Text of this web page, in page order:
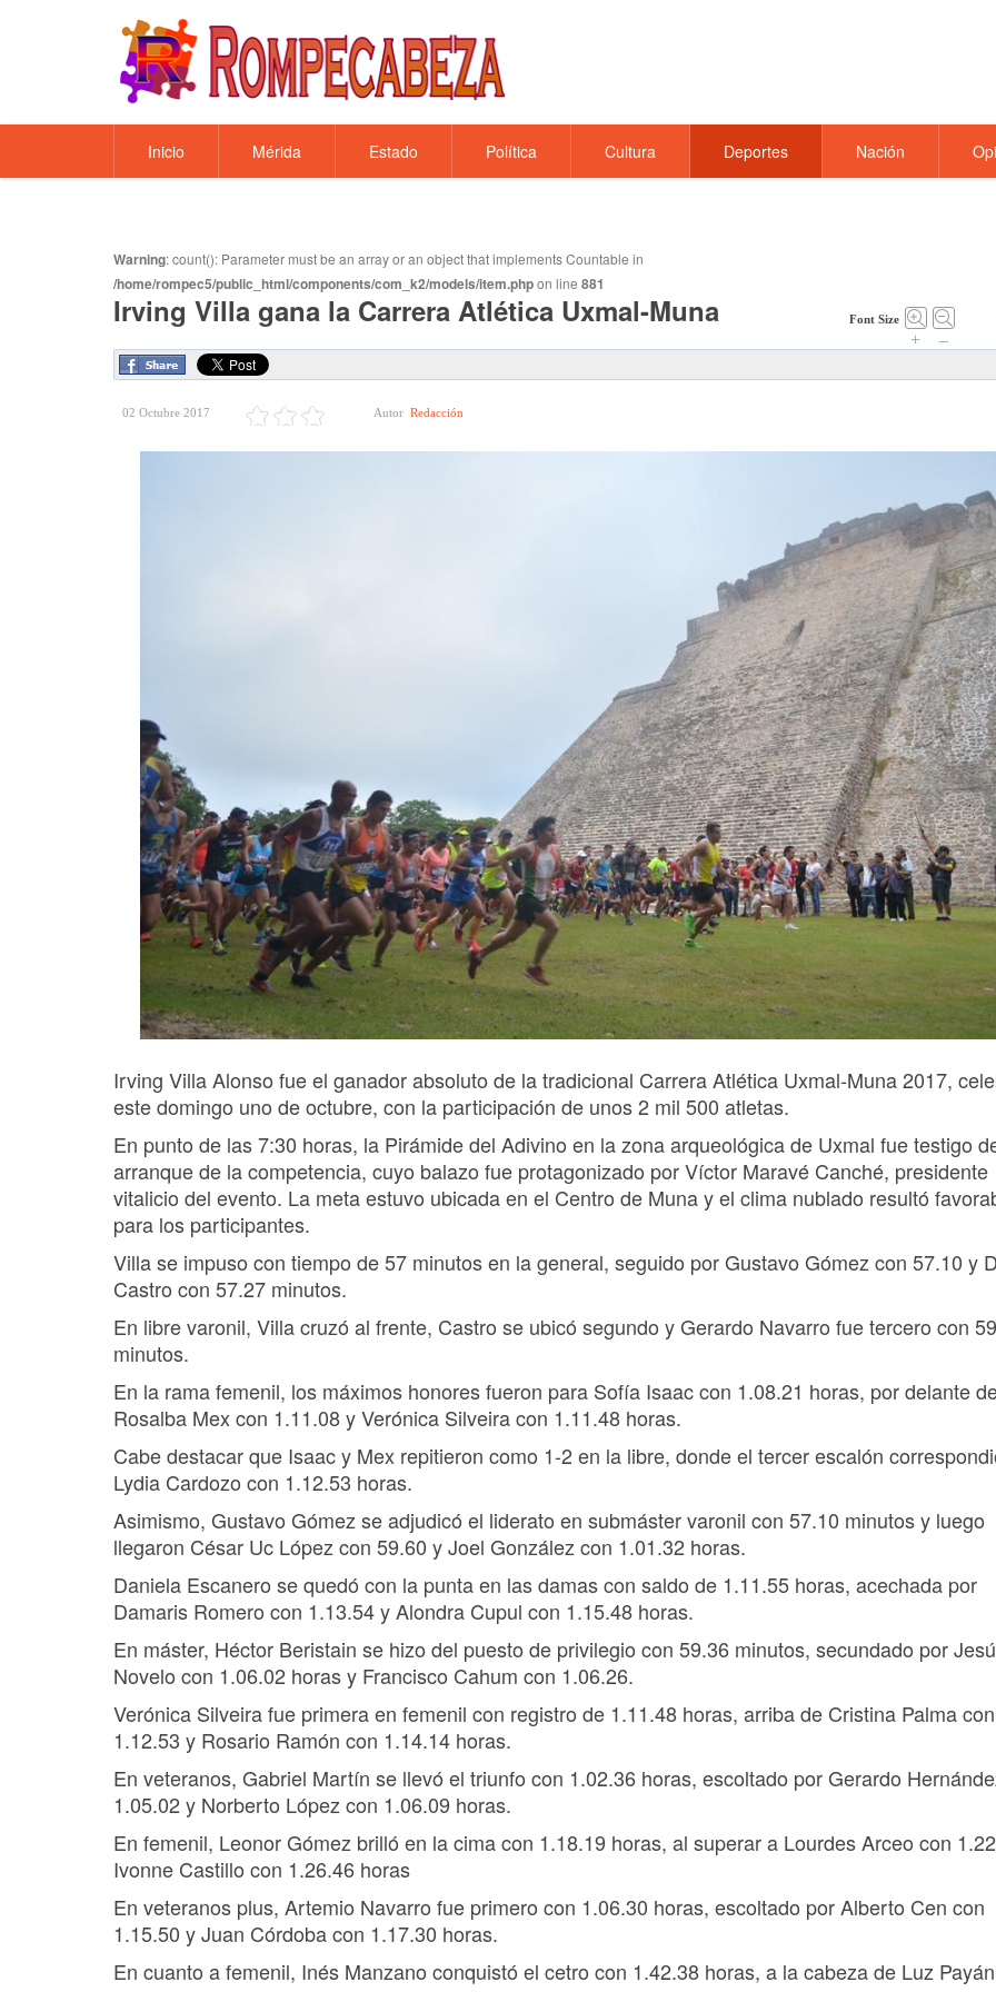
Inicio Mérida Estado Política Cultura Deportes Nación
Warning: count(): Parameter must be an array or an object that implements Countable in
/home/rompec5/public_html/components/com_k2/models/item.phpon line 881
Irving Villa gana la Carrera Atlética Uxmal-Muna Font Size
+ –
02 Octubre 2017 Autor Redacción
Irving Villa Alonso fue el ganador absoluto de la tradicional Carrera Atlética Uxmal-Muna 2017,
este domingo uno de octubre, con la participación de unos 2 mil 500 atletas.
En punto de las 7:30 horas, la Pirámide del Adivino en la zona arqueológica de Uxmal fue testigo
arranque de la competencia, cuyo balazo fue protagonizado por Víctor Maravé Canché, presidente
vitalicio del evento. La meta estuvo ubicada en el Centro de Muna y el clima nublado resultó
para los participantes.
Villa se impuso con tiempo de 57 minutos en la general, seguido por Gustavo Gómez con 57.10 y
Castro con 57.27 minutos.
En libre varonil, Villa cruzó al frente, Castro se ubicó segundo y Gerardo Navarro fue tercero con
minutos.
En la rama femenil, los máximos honores fueron para Sofía Isaac con 1.08.21 horas, por delante
Rosalba Mex con 1.11.08 y Verónica Silveira con 1.11.48 horas.
Cabe destacar que Isaac y Mex repitieron como 1-2 en la libre, donde el tercer escalón
Lydia Cardozo con 1.12.53 horas.
Asimismo, Gustavo Gómez se adjudicó el liderato en submáster varonil con 57.10 minutos y luego
llegaron César Uc López con 59.60 y Joel González con 1.01.32 horas.
Daniela Escanero se quedó con la punta en las damas con saldo de 1.11.55 horas, acechada por
Damaris Romero con 1.13.54 y Alondra Cupul con 1.15.48 horas.
En máster, Héctor Beristain se hizo del puesto de privilegio con 59.36 minutos, secundado por
Novelo con 1.06.02 horas y Francisco Cahum con 1.06.26.
Verónica Silveira fue primera en femenil con registro de 1.11.48 horas, arriba de Cristina Palma con
1.12.53 y Rosario Ramón con 1.14.14 horas.
En veteranos, Gabriel Martín se llevó el triunfo con 1.02.36 horas, escoltado por Gerardo
1.05.02 y Norberto López con 1.06.09 horas.
En femenil, Leonor Gómez brilló en la cima con 1.18.19 horas, al superar a Lourdes Arceo con
Ivonne Castillo con 1.26.46 horas
En veteranos plus, Artemio Navarro fue primero con 1.06.30 horas, escoltado por Alberto Cen con
1.15.50 y Juan Córdoba con 1.17.30 horas.
En cuanto a femenil, Inés Manzano conquistó el cetro con 1.42.38 horas, a la cabeza de Luz
1
El